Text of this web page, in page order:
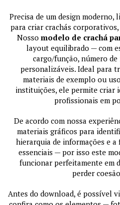
Precisa de um design
para criar crachás
Nosso modelo de crachá
layout equilibrado — com
cargo/função, número
personalizáveis. Ideal para
materiais de exemplo ou
instituições, ele permite criar
profissionais em
De acordo com nossa
materiais gráficos para
hierarquia de informações e a
essenciais — por isso este
funcionar perfeitamente em
perder
Antes do download, é possível